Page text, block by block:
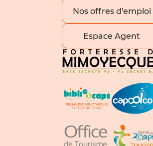
Nos offres d'emploi
Espace Agent